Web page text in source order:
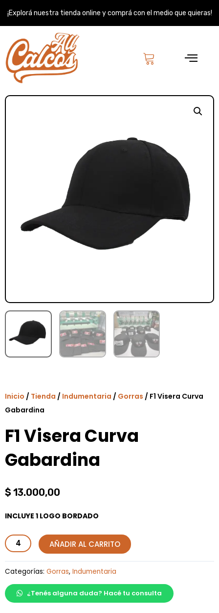
¡Explorá nuestra tienda online y comprá con el medio que quieras!
Inicio / Tienda / Indumentaria / Gorras / F1 Visera Curva
Gabardina
F1 Visera Curva
Gabardina
$ 13.000,00
INCLUYE 1 LOGO BORDADO
F1
Visera
Curva
Gabardina
cantidad
AÑADIR AL CARRITO
Categorías: Gorras, Indumentaria
¿Tenés alguna duda? Hacé tu consulta